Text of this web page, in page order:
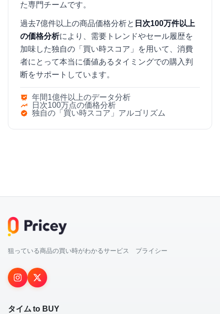
た専門チームです。
過去7億件以上の商品価格分析と 日次100万件以上
の価格分析により、需要トレンドやセール履歴を
加味した独自の「買い時スコア」を用いて、消費
者にとって本当に価値あるタイミングでの購入判
断をサポートしています。
年間1億件以上のデータ分析
日次100万点の価格分析
独自の「買い時スコア」アルゴリズム
狙っている商品の買い時がわかるサービス プライシー
タイム to BUY